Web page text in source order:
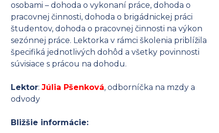
osobami – dohoda o vykonaní práce, dohoda o
pracovnej činnosti, dohoda o brigádnickej práci
študentov, dohoda o pracovnej činnosti na výkon
sezónnej práce. Lektorka v rámci školenia priblížila
špecifiká jednotlivých dohôd a všetky povinnosti
súvisiace s prácou na dohodu.
Lektor:Júlia Pšenková, odborníčka na mzdy a
odvody
Bližšie informácie: